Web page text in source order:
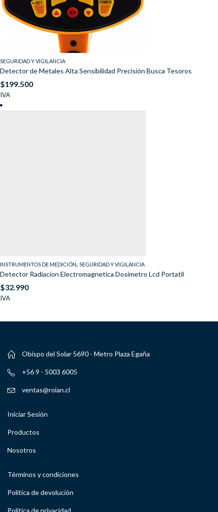
SEGURIDAD Y VIGILANCIA
Detector de Metales Alta Sensibilidad Precisión Busca Tesoros
$199.500
IVA
INSTRUMENTOS DE MEDICIÓN, SEGURIDAD Y VIGILANCIA
Detector Radiacion Electromagnetica Dosimetro Lcd Portatil
$32.990
IVA
Obispo del Solar 5690 - Metro Plaza Egaña
+56 9 - 5003 6005
ventas@roian.cl
Iniciar Sesión
Productos
Nosotros
Términos y condiciones
Política de devolución